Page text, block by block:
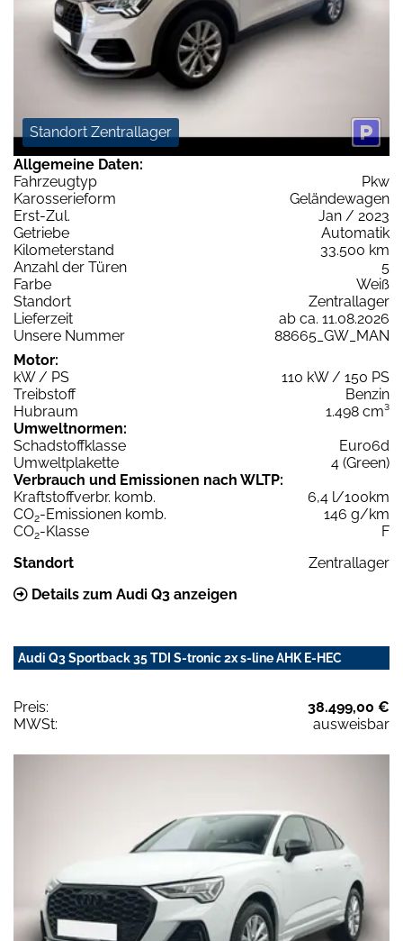
Standort Zentrallager
Allgemeine Daten:
Fahrzeugtyp
Pkw
Karosserieform
Geländewagen
Erst-Zul.
Jan / 2023
Getriebe
Automatik
Kilometerstand
33.500 km
Anzahl der Türen
5
Farbe
Weiß
Standort
Zentrallager
Lieferzeit
ab ca. 11.08.2026
Unsere Nummer
88665_GW_MAN
Motor:
kW / PS
110 kW / 150 PS
Treibstoff
Benzin
Hubraum
1.498 cm³
Umweltnormen:
Schadstoffklasse
Euro6d
Umweltplakette
4 (Green)
Verbrauch und Emissionen nach WLTP:
Kraftstoffverbr. komb.
6,4 l/100km
CO2-Emissionen komb.
146 g/km
CO2-Klasse
F
Standort
Zentrallager
Details zum Audi Q3 anzeigen
Audi Q3 Sportback 35 TDI S-tronic 2x s-line AHK E-HEC
Preis:
38.499,00 €
MWSt:
ausweisbar